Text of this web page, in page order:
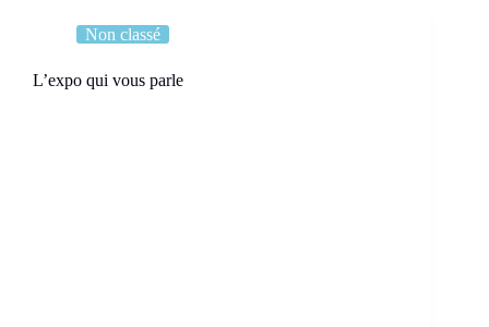
Non classé
L’expo qui vous parle